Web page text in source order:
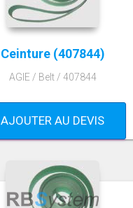
Ceinture (407844)
AGIE / Belt / 407844
AJOUTER AU DEVIS